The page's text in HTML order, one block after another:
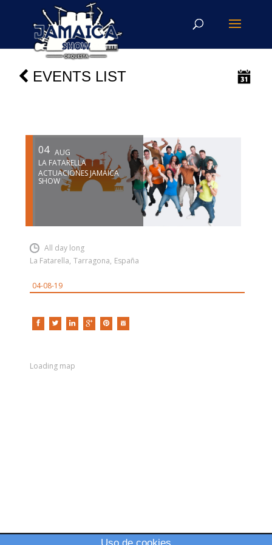
EVENTS LIST
04 AUG
LA FATARELLA
ACTUACIONES JAMAICA
SHOW
All day long
La Fatarella, Tarragona, España
04-08-19
Loading map